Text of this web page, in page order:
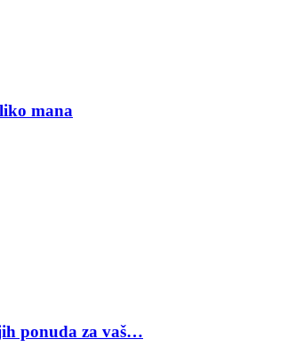
mana
ponuda za vaš…